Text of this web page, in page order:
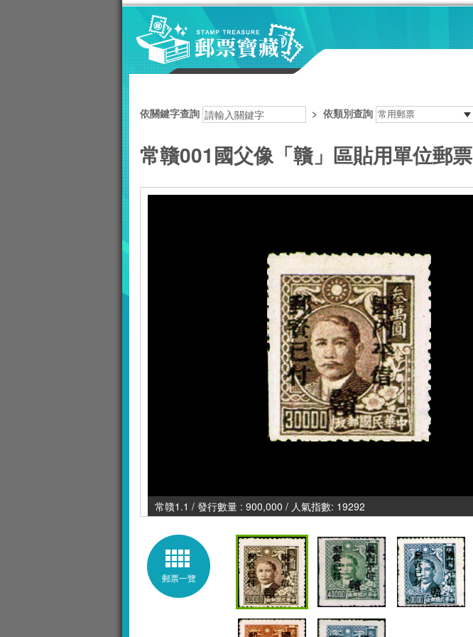
依關鍵字查詢 > 依類別查詢
常贛001國父像「贛」區貼用單位郵票
常贛1.1 / 發行數量 : 900,000 / 人氣指數: 19292
郵票一覽